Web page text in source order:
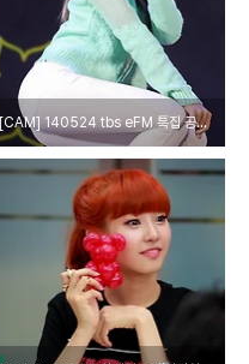
[CAM] 140524 tbs eFM 특집 공개방송 - 베스티 (BESTie) by cameratest